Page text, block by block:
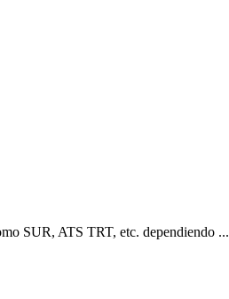
SUR, ATS TRT, etc. dependiendo ...